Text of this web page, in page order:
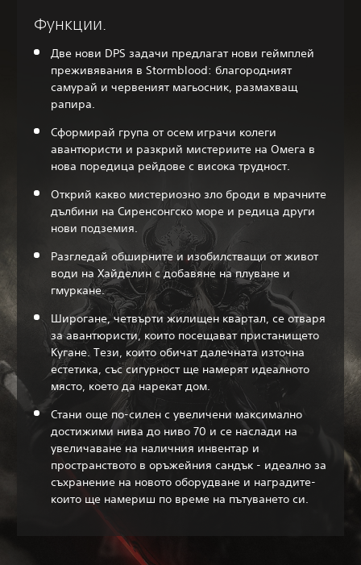
Функции.
Две нови DPS задачи предлагат нови геймплей
преживявания в Stormblood: благородният
самурай и червеният магьосник, размахващ
рапира.
Сформирай група от осем играчи колеги
авантюристи и разкрий мистериите на Омега в
нова поредица рейдове с висока трудност.
Открий какво мистериозно зло броди в мрачните
дълбини на Сиренсонгско море и редица други
нови подземия.
Разгледай обширните и изобилстващи от живот
води на Хайделин с добавяне на плуване и
гмуркане.
Широгане, четвърти жилищен квартал, се отваря
за авантюристи, които посещават пристанището
Кугане. Тези, които обичат далечната източна
естетика, със сигурност ще намерят идеалното
място, което да нарекат дом.
Стани още по-силен с увеличени максимално
достижими нива до ниво 70 и се наслади на
увеличаване на наличния инвентар и
пространството в оръжейния сандък - идеално за
съхранение на новото оборудване и наградите-
които ще намериш по време на пътуването си.